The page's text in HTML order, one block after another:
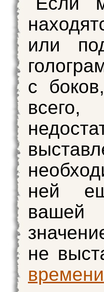
или
с
ней
вашей
не
времени